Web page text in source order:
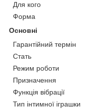
Для кого
Форма
Основні
Гарантійний термін
Стать
Режим роботи
Призначення
Функція вібрації
Тип інтимної іграшки